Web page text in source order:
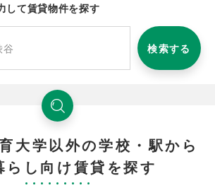
して賃貸物件を探す
検索する
大学以外の学校・駅から
らし向け賃貸を探す